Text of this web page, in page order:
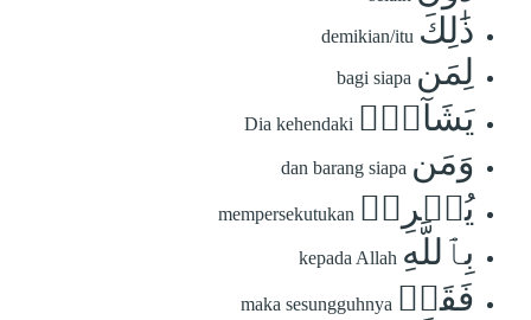
ذَٰلِكَ demikian/itu
لِمَن bagi siapa
يَشَآءُۚ Dia kehendaki
وَمَن dan barang siapa
يُشۡرِكۡ mempersekutukan
بِٱللَّهِ kepada Allah
فَقَدۡ maka sesungguhnya